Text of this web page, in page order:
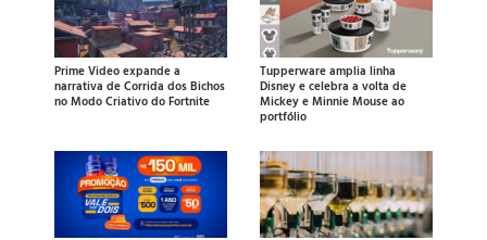
Prime Video expande a
narrativa de Corrida dos Bichos
no Modo Criativo do Fortnite
Tupperware amplia linha
Disney e celebra a volta de
Mickey e Minnie Mouse ao
portfólio